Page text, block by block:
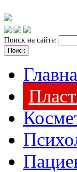
Поиск на сайте: